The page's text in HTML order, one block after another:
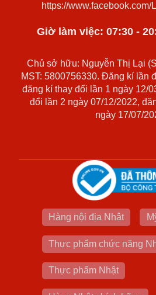
https://www.facebook.com/
Giờ làm việc: 07:30 -
Chủ sở hữu: Nguyễn Thị Lại
MST: 5800756330. Đăng kí lần
đăng kí thay đổi lần 1 ngày 12/
đổi lần 2 ngày 07/12/2022,
ngày 17/07/
Hàng nội địa Nhật
Thực phẩm chức năng
Thực phẩm Nhật